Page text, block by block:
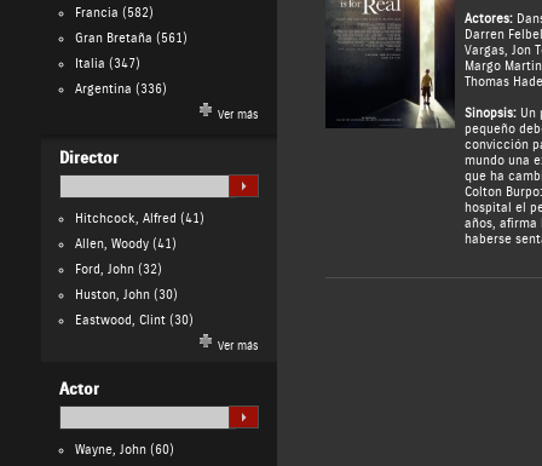
Francia (582)
Gran Bretaña (561)
Italia (347)
Argentina (336)
Ver más
Director
Hitchcock, Alfred (41)
Allen, Woody(41)
Ford, John(32)
Huston, John(30)
Eastwood, Clint(30)
Ver más
Actor
Wayne, John(60)
Actores:
Darren Felbel
Vargas, Jon
Margo
Thomas
Sinopsis:Un
pequeño
convicción
mundo una
que ha
Colton
hospital el
años, afirma
haberse